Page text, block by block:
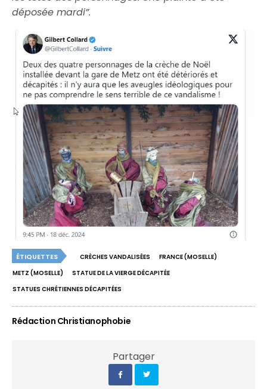
déposée mardi”.
ÉTIQUETTES CRÈCHES VANDALISÉES
FRANCE (MOSELLE)
METZ (MOSELLE)
STATUE DE LA VIERGE DÉCAPITÉE
STATUES CHRÉTIENNES DÉCAPITÉES
Rédaction Christianophobie
Partager